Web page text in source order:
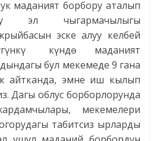
маданият борбору аталып
эл чыгармачылыгы
эске алуу келбей
күндө маданият
бул мекемеде 9 гана
айтканда, эмне иш кылып
Дагы облус борборлорунда
мекемелери
табитсиз ырларды